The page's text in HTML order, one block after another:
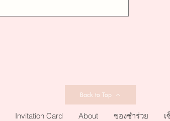
Back to Top
Invitation Card About ของชำร่วย